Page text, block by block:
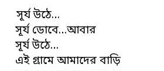
সূর্য উঠে…
সূর্য ডোবে…আবার
সূর্য উঠে…
এই গ্রামে আমাদের বাড়ি